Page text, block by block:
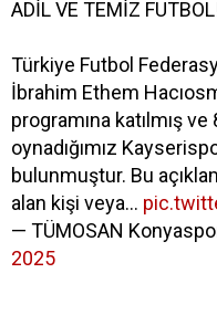
ADİL VE TEMİZ
Türkiye Futbol
İbrahim Ethem
programına katılmış
oynadığımız
bulunmuştur. Bu
alan kişi veya…
— TÜMOSAN
2025